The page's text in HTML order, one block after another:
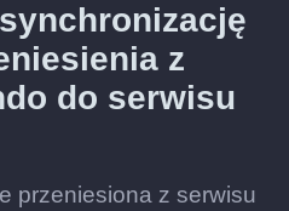
z
do serwisu
przeniesiona z serwisu